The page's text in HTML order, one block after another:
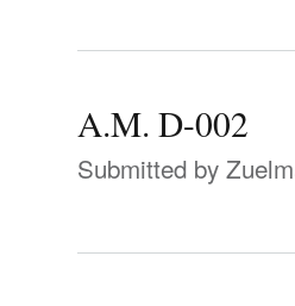
A.M. D-002
Submitted by